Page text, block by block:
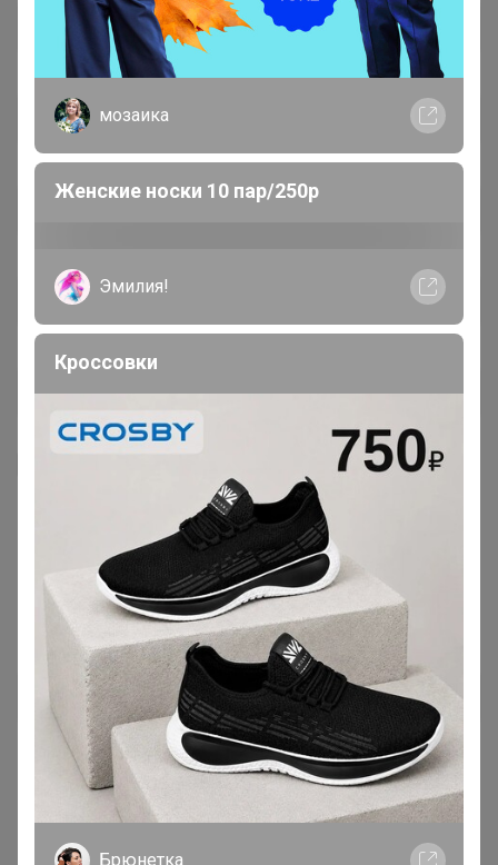
Я внимательно ознакомлен и полностью согласен
с условиями членства в клубе и правилами
вступления, изложенными в следующих
документах:Правила совместных закупок
Соглашение пользователя,Политика
конфиденциальности,Обработка персональных
данных.
Зарегистрироваться
мозаика
Женские носки 10 пар/250р
Эмилия!
Кроссовки
Брюнетка